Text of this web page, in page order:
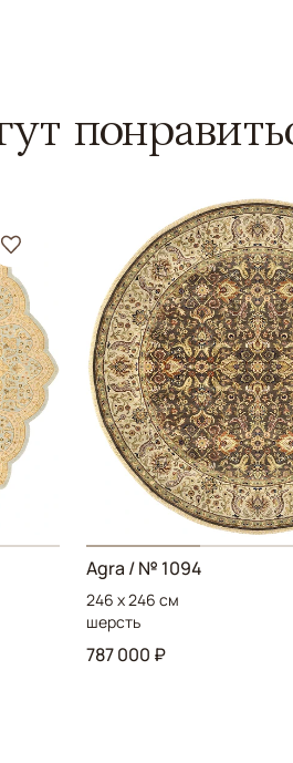
Agra / № 1094
246 x 246 см
шерсть
787 000 ₽